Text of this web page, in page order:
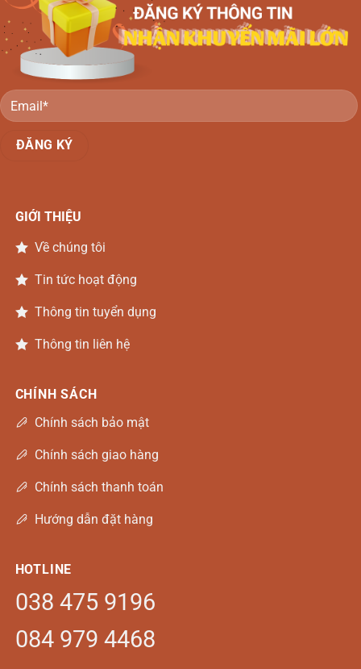
Gỗ
Đồng
GIỚI THIỆU
Về chúng tôi
Tin tức hoạt động
Thông tin tuyển dụng
Thông tin liên hệ
CHÍNH SÁCH
Chính sách bảo mật
Chính sách giao hàng
Chính sách thanh toán
Hướng dẫn đặt hàng
HOTLINE
038 475 9196
084 979 4468